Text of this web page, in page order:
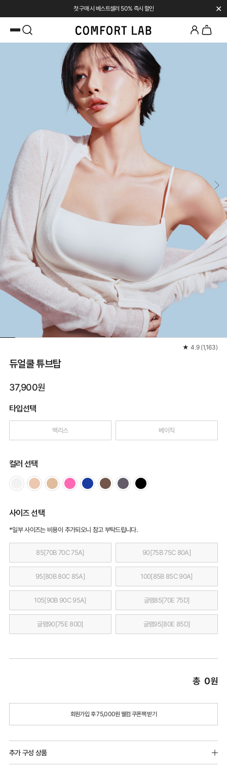
첫 구매 시 베스트셀러 50% 즉시 할인 ✕
★ 4.9 (1,163)
듀얼쿨 튜브탑
37,900원
타입선택
백리스 베이직
컬러 선택
사이즈 선택
*일부 사이즈는 비용이 추가되오니 참고 부탁드립니다.
85[70B 70C 75A] 90[75B 75C 80A]
95[80B 80C 85A] 100[85B 85C 90A]
105[90B 90C 95A] 글램85[70E 75D]
글램90[75E 80D] 글램95[80E 85D]
총 0원
회원가입 후 75,000원 웰컴 쿠폰팩 받기
추가 구성 상품